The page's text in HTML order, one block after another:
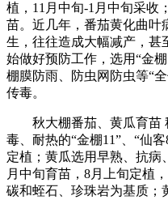
植，11月中旬-1月中旬采收
苗。近几年，番茄黄化曲叶
生，往往造成大幅减产，甚
始做好预防工作，选用“金
棚膜防雨、防虫网防虫等“
传毒。
秋大棚番茄、黄瓜育苗
毒、耐热的“金棚11”、“仙
定植；黄瓜选用早熟、抗病
月中旬育苗，8月上旬定植
碳和蛭石、珍珠岩为基质；